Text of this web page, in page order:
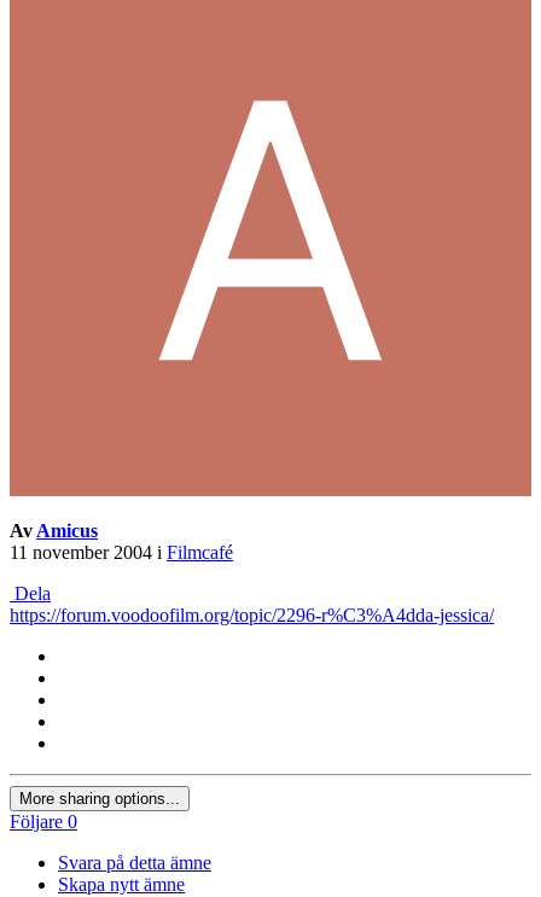
AvAmicus
11 november 2004 i Filmcafé
Dela
https://forum.voodoofilm.org/topic/2296-r%C3%A4dda-jessica/
More sharing options...
Följare 0
Svara på detta ämne
Skapa nytt ämne